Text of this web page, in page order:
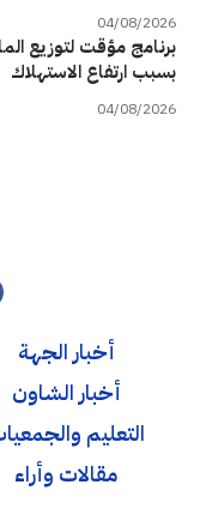
04/08/2026
برنامج مؤقت لتوزيع
بسبب ارتفاع الاستهلاك
04/08/2026
أخبار الجهة
أخبار الشاون
التعليم
مقالات وأراء